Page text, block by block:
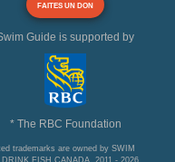
FAITES UN DON
Guide is supported by
* The RBC Foundation
trademarks are owned by SWIM